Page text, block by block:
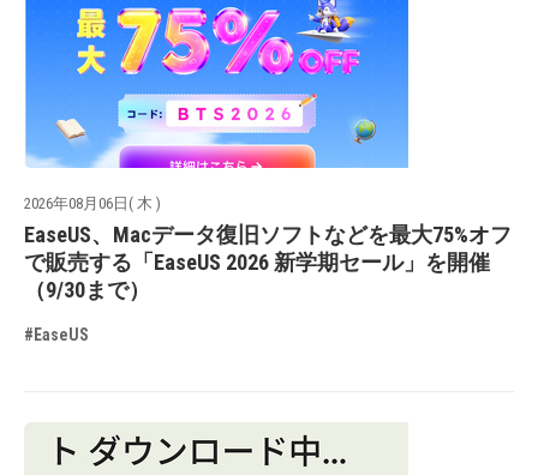
2026年08月06日( 木 )
EaseUS、Macデータ復旧ソフトなどを最大75%オフ
で販売する「EaseUS 2026 新学期セール」を開催
（9/30まで）
#EaseUS